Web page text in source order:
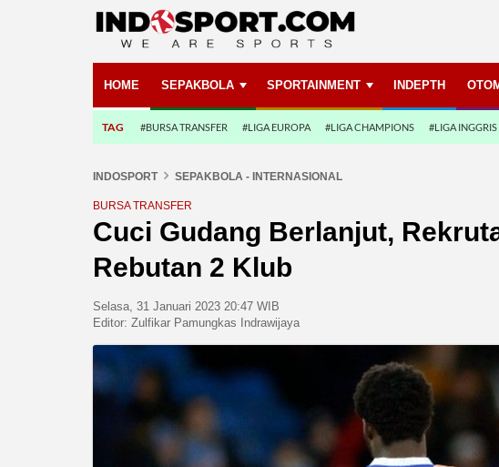
HOME SEPAKBOLA SPORTAINMENT INDEPTH
TAG #BURSA TRANSFER #LIGA EUROPA #LIGA CHAMPIONS #LIGA INGGRIS
INDOSPORT SEPAKBOLA - INTERNASIONAL
BURSA TRANSFER
Cuci Gudang Berlanjut,
Rebutan 2 Klub
Selasa, 31 Januari 2023 20:47 WIB
Editor: Zulfikar Pamungkas Indrawijaya